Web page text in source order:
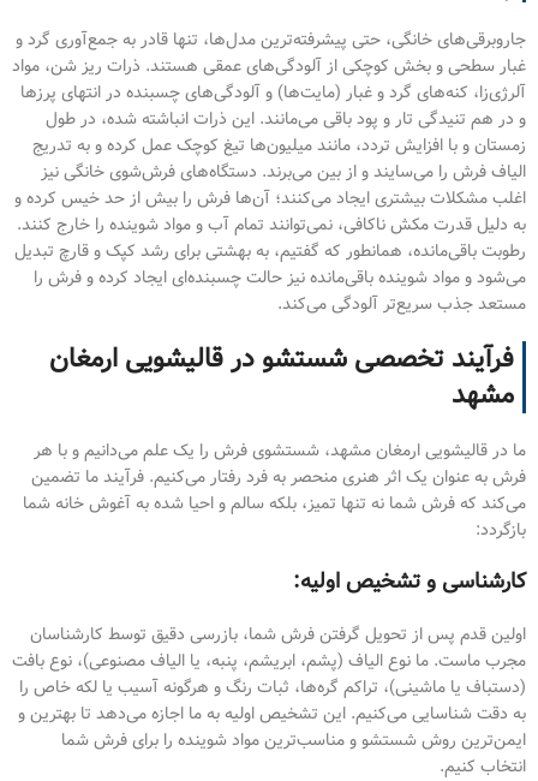
جاروبرقی‌های خانگی، حتی پیشرفته‌ترین مدل‌ها، تنها قادر به جمع‌آوری گرد و
غبار سطحی و بخش کوچکی از آلودگی‌های عمقی هستند. ذرات ریز شن، مواد
آلرژی‌زا، کنه‌های گرد و غبار (مایت‌ها) و آلودگی‌های چسبنده در انتهای پرزها
و در هم تنیدگی تار و پود باقی می‌مانند. این ذرات انباشته شده، در طول
زمستان و با افزایش تردد، مانند میلیون‌ها تیغ کوچک عمل کرده و به تدریج
الیاف فرش را می‌سایند و از بین می‌برند. دستگاه‌های فرش‌شوی خانگی نیز
اغلب مشکلات بیشتری ایجاد می‌کنند؛ آن‌ها فرش را بیش از حد خیس کرده و
به دلیل قدرت مکش ناکافی، نمی‌توانند تمام آب و مواد شوینده را خارج کنند.
رطوبت باقی‌مانده، همانطور که گفتیم، به بهشتی برای رشد کپک و قارچ تبدیل
می‌شود و مواد شوینده باقی‌مانده نیز حالت چسبنده‌ای ایجاد کرده و فرش را
مستعد جذب سریع‌تر آلودگی می‌کند.
فرآیند تخصصی شستشو در قالیشویی ارمغان
مشهد
ما در قالیشویی ارمغان مشهد، شستشوی فرش را یک علم می‌دانیم و با هر
فرش به عنوان یک اثر هنری منحصر به فرد رفتار می‌کنیم. فرآیند ما تضمین
می‌کند که فرش شما نه تنها تمیز، بلکه سالم و احیا شده به آغوش خانه شما
بازگردد:
کارشناسی و تشخیص اولیه:
اولین قدم پس از تحویل گرفتن فرش شما، بازرسی دقیق توسط کارشناسان
مجرب ماست. ما نوع الیاف (پشم، ابریشم، پنبه، یا الیاف مصنوعی)، نوع بافت
(دستباف یا ماشینی)، تراکم گره‌ها، ثبات رنگ و هرگونه آسیب یا لکه خاص را
به دقت شناسایی می‌کنیم. این تشخیص اولیه به ما اجازه می‌دهد تا بهترین و
ایمن‌ترین روش شستشو و مناسب‌ترین مواد شوینده را برای فرش شما
انتخاب کنیم.